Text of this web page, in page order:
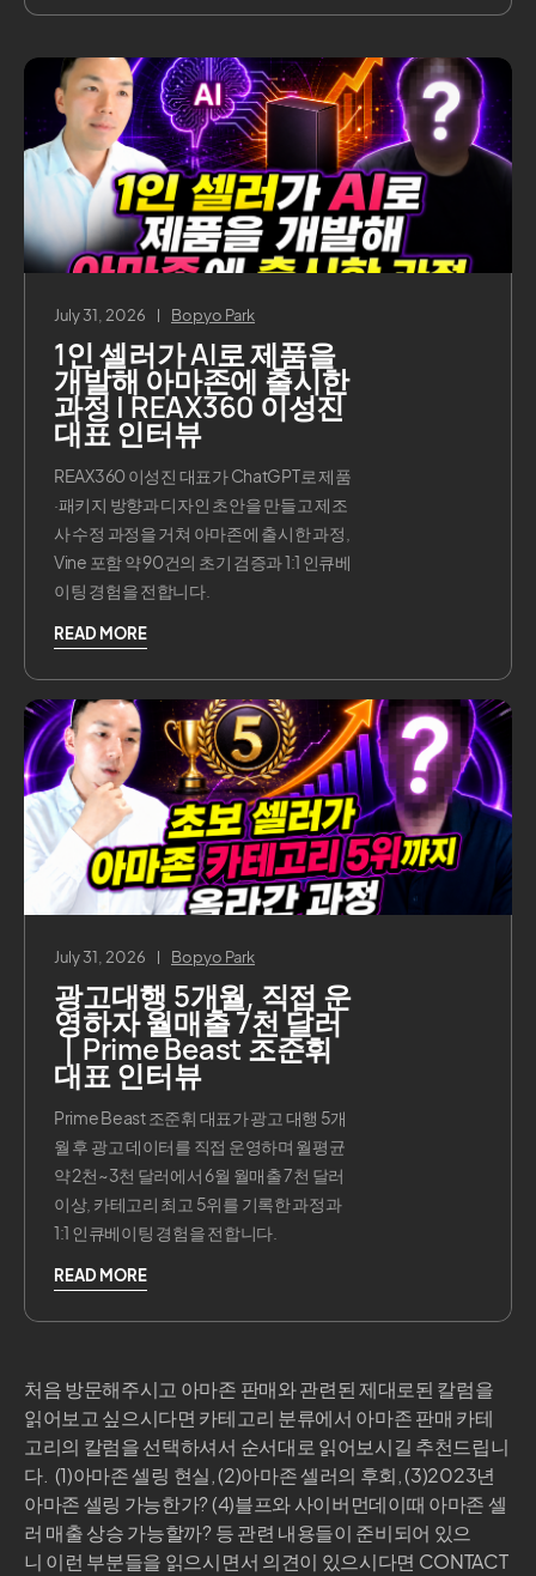
July 31, 2026 Bopyo Park
1인 셀러가 AI로 제품을
개발해 아마존에 출시한
과정 | REAX360 이성진
대표 인터뷰
REAX360 이성진 대표가 ChatGPT로 제품
·패키지 방향과 디자인 초안을 만들고 제조
사 수정 과정을 거쳐 아마존에 출시한 과정,
Vine 포함 약 90건의 초기 검증과 1:1 인큐베
이팅 경험을 전합니다.
READ MORE
July 31, 2026 Bopyo Park
광고대행 5개월, 직접 운
영하자 월매출 7천 달러
｜Prime Beast 조준휘
대표 인터뷰
Prime Beast 조준휘 대표가 광고 대행 5개
월 후 광고 데이터를 직접 운영하며 월평균
약 2천~3천 달러에서 6월 월매출 7천 달러
이상, 카테고리 최고 5위를 기록한 과정과
1:1 인큐베이팅 경험을 전합니다.
READ MORE
처음 방문해주시고 아마존 판매와 관련된 제대로된 칼럼을
읽어보고 싶으시다면 카테고리 분류에서 아마존 판매 카테
고리의 칼럼을 선택하셔서 순서대로 읽어보시길 추천드립니
다. (1)아마존 셀링 현실, (2)아마존 셀러의 후회, (3)2023년
아마존 셀링 가능한가? (4)블프와 사이버먼데이때 아마존 셀
러 매출 상승 가능할까? 등 관련 내용들이 준비되어 있으
니 이런 부분들을 읽으시면서 의견이 있으시다면 CONTACT